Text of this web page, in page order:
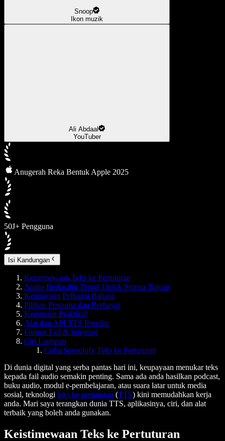
Snoop
Ikon muzik
Ali Abdaal
YouTuber
Anugerah Reka Bentuk Apple 2025
50J+ Pengguna
Isi Kandungan
Keistimewaan Teks ke Pertuturan
Audio Berkualiti Tinggi Untuk Semua Tujuan
Keupayaan Pelbagai Bahasa
Pilihan Percuma dan Berbayar
Kegunaan Praktikal
Alat dan API TTS Popular
Format Fail & Integrasi
Ciri Lanjutan
Cuba Speechify Teks ke Pertuturan
Di dunia digital yang serba pantas hari ini, keupayaan menukar teks
kepada fail audio semakin penting. Sama ada anda hasilkan podcast,
buku audio, modul e-pembelajaran, atau suara latar untuk media
sosial, teknologi teks ke pertuturan (TTS) kini memudahkan kerja
anda. Mari saya terangkan dunia TTS, aplikasinya, ciri, dan alat
terbaik yang boleh anda gunakan.
Keistimewaan Teks ke Pertuturan